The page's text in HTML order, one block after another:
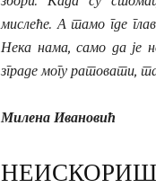
мислеће. А тамо где
Нека нама, само да је
зграде могу ратовати,
Милена Ивановић